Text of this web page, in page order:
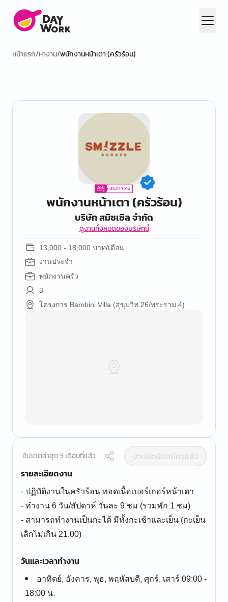
หน้าแรก/หางาน/พนักงานหน้าเตา (ครัวร้อน)
พนักงานหน้าเตา (ครัวร้อน)
บริษัท สมิซเซิล จำกัด
ดูงานทั้งหมดของบริษัทนี้
13,000 - 18,000 บาท/เดือน
งานประจำ
พนักงานครัว
3
โครงการ Bambini Villa (สุขุมวิท 26/พระราม 4)
อัปเดตล่าสุด 5 เดือนที่แล้ว
งานปิดรับสมัครแล้ว
รายละเอียดงาน
- ปฏิบัติงานในครัวร้อน ทอดเนื้อเบอร์เกอร์หน้าเตา
- ทำงาน 6 วัน/สัปดาห์ วันละ 9 ชม (รวมพัก 1 ชม)
- สามารถทำงานเป็นกะได้ มีทั้งกะเช้าและเย็น (กะเย็น
เลิกไม่เกิน 21.00)
วันและเวลาทำงาน
อาทิตย์, อังคาร, พุธ, พฤหัสบดี, ศุกร์, เสาร์ 09:00 -
18:00 น.